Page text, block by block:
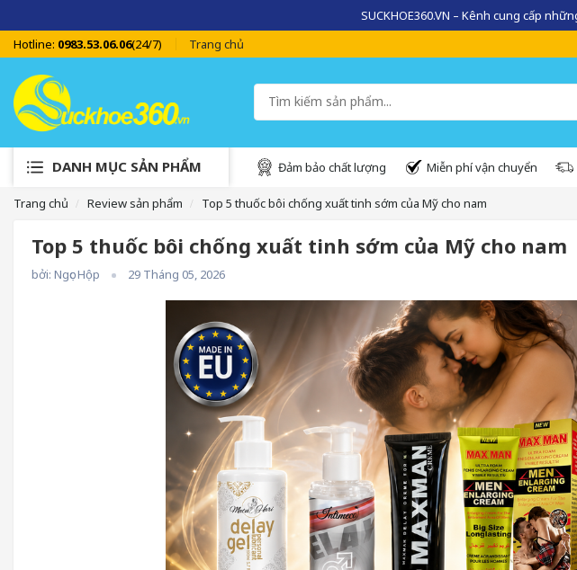
SUCKHOE360.VN – Kênh cung cấp
Hotline: 0983.53.06.06(24/7) Trang chủ
DANH MỤC SẢN PHẨM Đảm bảo chất lượng Miễn phí vận chuyển
Trang chủ Review sản phẩm Top 5 thuốc bôi chống xuất tinh sớm của Mỹ cho nam
Top 5 thuốc bôi chống xuất tinh sớm của Mỹ cho nam
bởi: Ngọc Hộp 29 Tháng 05, 2026